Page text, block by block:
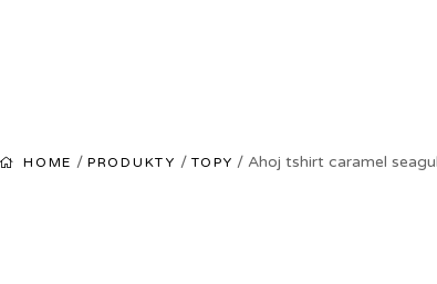
HOME / PRODUKTY / TOPY / Ahoj tshirt caramel